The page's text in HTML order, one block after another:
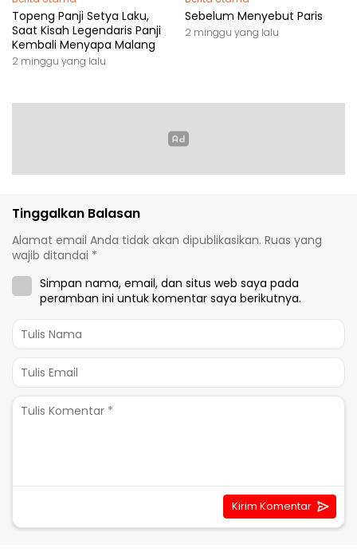
Topeng Panji Setya Laku,
Saat Kisah Legendaris Panji
Kembali Menyapa Malang
2 minggu yang lalu
Sebelum Menyebut Paris
2 minggu yang lalu
Tinggalkan Balasan
Alamat email Anda tidak akan dipublikasikan. Ruas yang
wajib ditandai *
Simpan nama, email, dan situs web saya pada
peramban ini untuk komentar saya berikutnya.